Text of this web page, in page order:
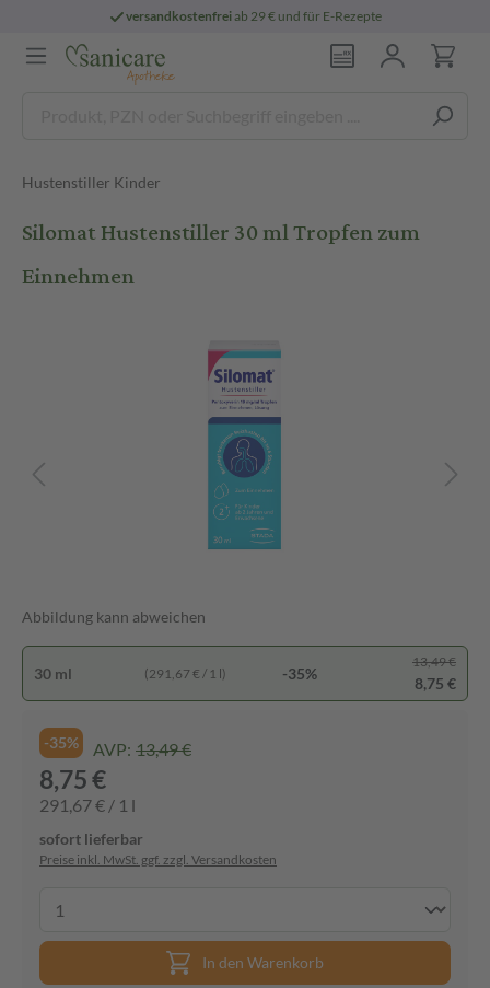
versandkostenfreiab 29 € und für E-Rezepte
Hustenstiller Kinder
Silomat Hustenstiller 30 ml Tropfen zum
Einnehmen
Abbildung kann abweichen
30 ml (291,67 € / 1 l) -35%
13,49 €
8,75 €
-35% AVP: 13,49 €
8,75 €
291,67 € / 1 l
sofort lieferbar
Preise inkl. MwSt. ggf. zzgl. Versandkosten
In den Warenkorb